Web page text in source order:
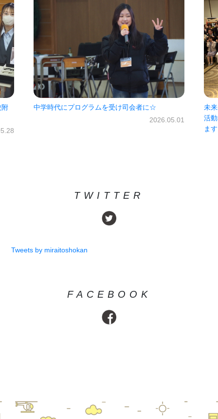
未来パスポート300回突破お祝いの会・2025年度
活動報告会 2026年度もよろしくお願いいたし
振
（1
TWITTER
Tweets by miraitoshokan
FACEBOOK